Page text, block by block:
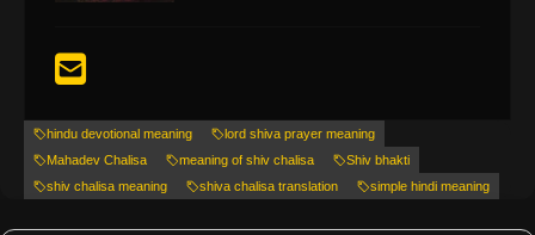
hindu devotional meaning
lord shiva prayer meaning
Mahadev Chalisa
meaning of shiv chalisa
Shiv bhakti
shiv chalisa meaning
shiva chalisa translation simple hindi meaning